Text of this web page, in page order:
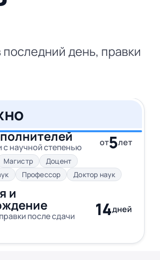
день, правки
с научной степенью от5лет
Магистр
Доцент
Профессор Доктор наук
и
после сдачи
14дней